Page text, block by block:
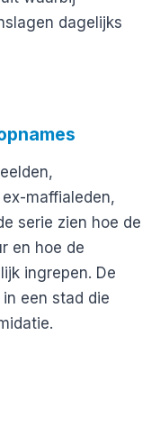
dagelijks
maffialeden,
serie zien hoe de
en hoe de
ingrepen. De
een stad die